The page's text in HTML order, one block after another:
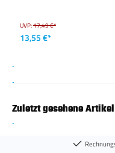
UVP:17,49 €*
13,55 €*
Zuletzt gesehene Artikel